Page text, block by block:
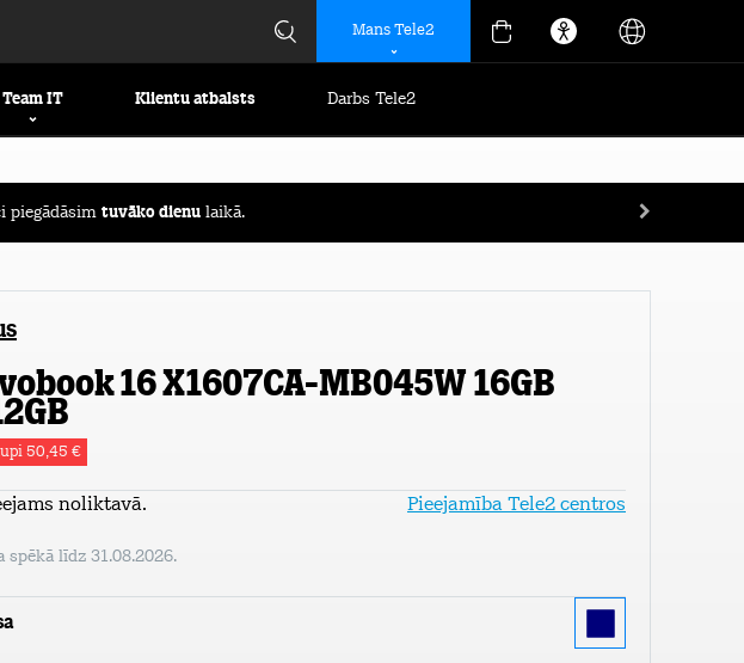
Mans Tele2
Team IT Klientu atbalsts Darbs Tele2
piegādāsim tuvāko dienu laikā.
16 X1607CA-MB045W 16GB
50,45 €
noliktavā. Pieejamība Tele2 centros
spēkā līdz 31.08.2026.